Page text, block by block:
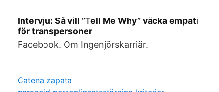
Intervju: Så vill ”Tell Me Why” väcka empati
för transpersoner
Facebook. Om Ingenjörskarriär.
Catena zapata